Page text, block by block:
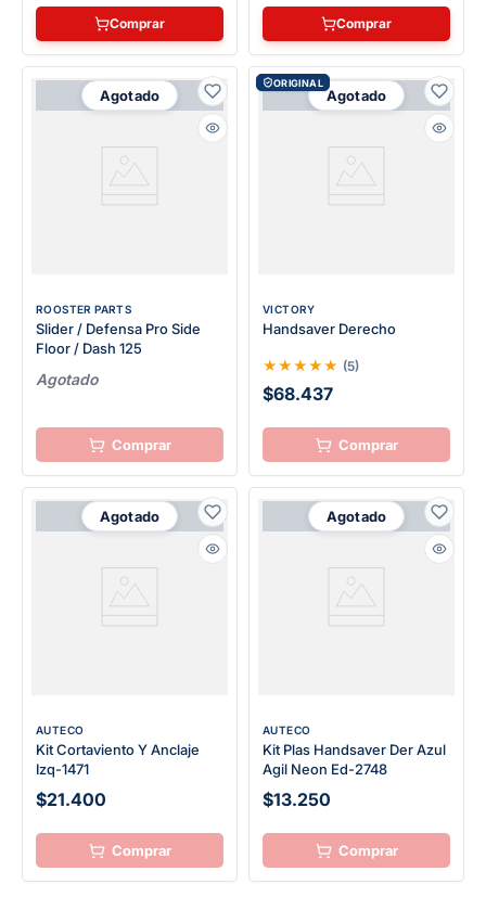
Comprar Comprar
Agotado
ROOSTER PARTS
Slider / Defensa Pro Side
Floor / Dash 125
Agotado
Agotado
ORIGINAL
VICTORY
Handsaver Derecho
★★★★★ (5)
$68.437
Agotado
AUTECO
Kit Cortaviento Y Anclaje
Izq-1471
$21.400
Agotado
AUTECO
Kit Plas Handsaver Der Azul
Agil Neon Ed-2748
$13.250